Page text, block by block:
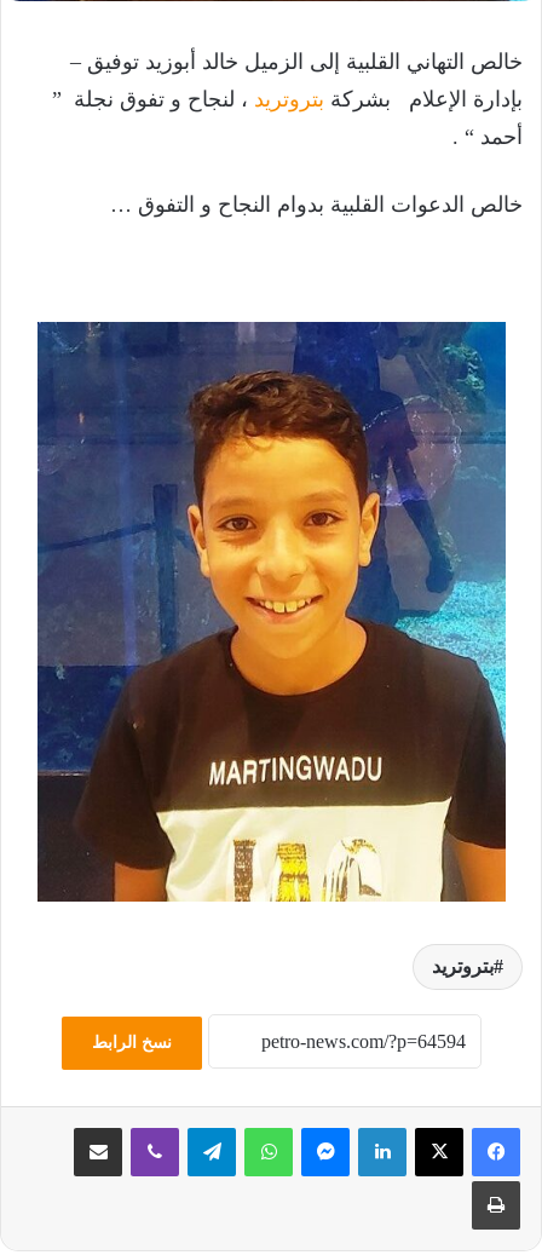
خالص التهاني القلبية إلى الزميل خالد أبوزيد توفيق –
بإدارة الإعلام بشركة بتروتريد ، لنجاح و تفوق نجلة ”
أحمد “ .
خالص الدعوات القلبية بدوام النجاح و التفوق …
بتروتريد
نسخ الرابط
لينكدإن ماسنجر واتساب تيلقرام ڤايبر مشاركة عبر البريد
طباعة